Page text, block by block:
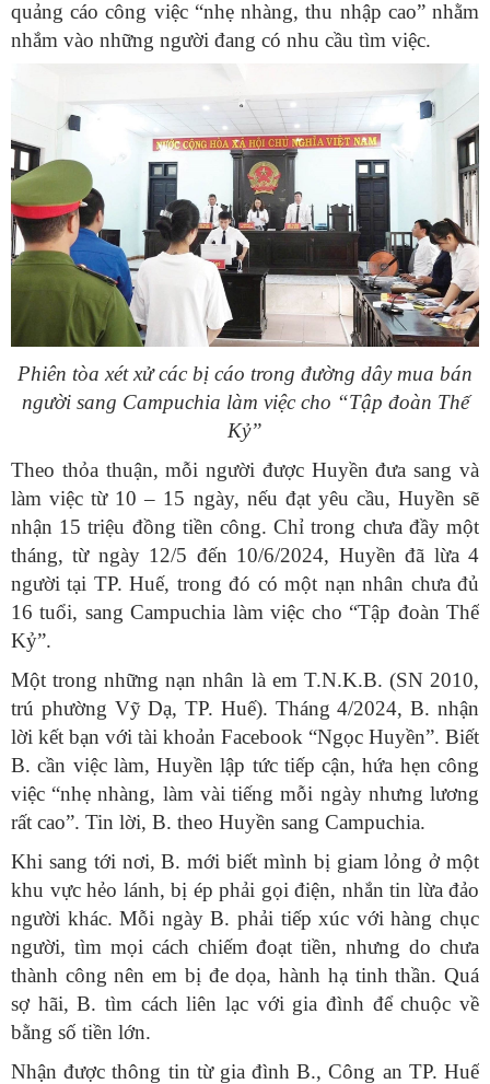
quảng cáo công việc “nhẹ nhàng, thu nhập cao” nhằm
nhắm vào những người đang có nhu cầu tìm việc.
Phiên tòa xét xử các bị cáo trong đường dây mua bán
người sang Campuchia làm việc cho “Tập đoàn Thế
Kỷ”
Theo thỏa thuận, mỗi người được Huyền đưa sang và
làm việc từ 10 – 15 ngày, nếu đạt yêu cầu, Huyền sẽ
nhận 15 triệu đồng tiền công. Chỉ trong chưa đầy một
tháng, từ ngày 12/5 đến 10/6/2024, Huyền đã lừa 4
người tại TP. Huế, trong đó có một nạn nhân chưa đủ
16 tuổi, sang Campuchia làm việc cho “Tập đoàn Thế
Kỷ”.
Một trong những nạn nhân là em T.N.K.B. (SN 2010,
trú phường Vỹ Dạ, TP. Huế). Tháng 4/2024, B. nhận
lời kết bạn với tài khoản Facebook “Ngọc Huyền”. Biết
B. cần việc làm, Huyền lập tức tiếp cận, hứa hẹn công
việc “nhẹ nhàng, làm vài tiếng mỗi ngày nhưng lương
rất cao”. Tin lời, B. theo Huyền sang Campuchia.
Khi sang tới nơi, B. mới biết mình bị giam lỏng ở một
khu vực hẻo lánh, bị ép phải gọi điện, nhắn tin lừa đảo
người khác. Mỗi ngày B. phải tiếp xúc với hàng chục
người, tìm mọi cách chiếm đoạt tiền, nhưng do chưa
thành công nên em bị đe dọa, hành hạ tinh thần. Quá
sợ hãi, B. tìm cách liên lạc với gia đình để chuộc về
bằng số tiền lớn.
Nhận được thông tin từ gia đình B., Công an TP. Huế